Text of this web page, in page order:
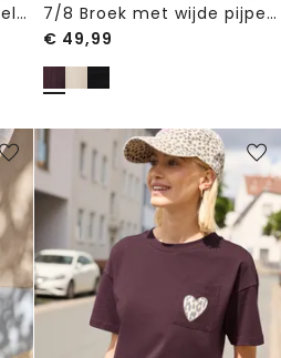
Midi-rok met volant en elastische tailleband
7/8 Broek met wijde pijpen in linnenlook Mid Waist
€ 49,99